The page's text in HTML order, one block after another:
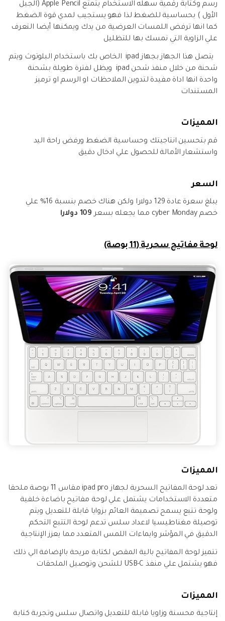
رسم وكتابة رقمية سهله الاستخدام يتمتع Apple Pencil (الجيل
الأول ) بحساسية للضغط لذا فهو يستجيب لمدي قوة الضغط
كما انها ترفض اللمسات العرضية من يدك ويمكنها أيضا التعرف
علي الزاوية التي نمسك بها للتظليل
يتصل هذا الجهاز بجهاز ipad الخاص بك باستخدام البلوتوث ويتم
شحنة من خلال منفذ شحن ipad ويظل لفترة طويلة بشحنة
واحدة انها اداة مفيدة لتدوين الملاحظات او الرسم او ترميز
المستندات
المميزات
قم بتحسين انتاجيتك وحساسية الضغط ورفض راحة اليد
واستشعار الأمالة للحصول علي ادخال دقيق
السعر
يبلغ سعرة عادة 129 دولارا ولكن هناك خصم بنسبة 16% علي
خصم cyber Monday مما يجعله بسعر
109 دولارا
لوحة مفاتيح سحرية (11 بوصة)
المميزات
تعد لوحة المفاتيح السحرية لجهاز ipad pro مقاس 11 بوصة ملحقا
متعددة الاستخدامات يشتمل علي لوحة مفاتيح باضاءة خلفية
ولوحة تتبع يسمح تصميمة العائم بزوايا قابلة للتعديل ويتم
توصيلة مغناطيسيا لاعداد سلس تدعم لوحة التتبع التحكم
الدقيق في المؤشر وايماءات اللمس المتعدد مما يعزز الإنتاجية
تتميز لوحة المفاتيح بالية المقص لكتابة مريحة بالإضافة الي ذلك
فهو يشتمل علي منفذ USB-C للشحن وتوصيل الملحقات
المميزات
إنتاجية محسنة وزاويا قابلة للتعديل واتصال سلس وتجربة كتابة